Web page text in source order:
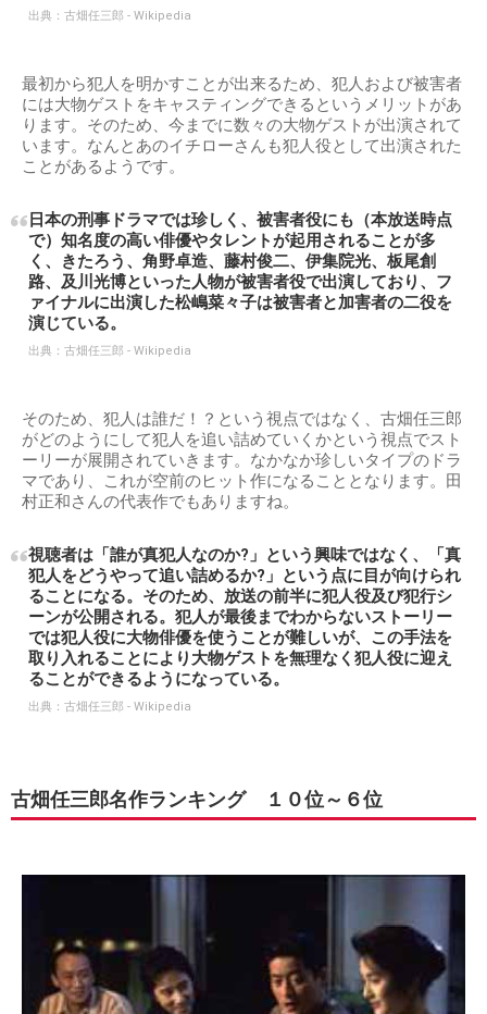
出典： 古畑任三郎 - Wikipedia
最初から犯人を明かすことが出来るため、犯人および被害者
には大物ゲストをキャスティングできるというメリットがあ
ります。そのため、今までに数々の大物ゲストが出演されて
います。なんとあのイチローさんも犯人役として出演された
ことがあるようです。
日本の刑事ドラマでは珍しく、被害者役にも（本放送時点
で）知名度の高い俳優やタレントが起用されることが多
く、きたろう、角野卓造、藤村俊二、伊集院光、板尾創
路、及川光博といった人物が被害者役で出演しており、フ
ァイナルに出演した松嶋菜々子は被害者と加害者の二役を
演じている。
出典： 古畑任三郎 - Wikipedia
そのため、犯人は誰だ！？という視点ではなく、古畑任三郎
がどのようにして犯人を追い詰めていくかという視点でスト
ーリーが展開されていきます。なかなか珍しいタイプのドラ
マであり、これが空前のヒット作になることとなります。田
村正和さんの代表作でもありますね。
視聴者は「誰が真犯人なのか?」という興味ではなく、「真
犯人をどうやって追い詰めるか?」という点に目が向けられ
ることになる。そのため、放送の前半に犯人役及び犯行シ
ーンが公開される。犯人が最後までわからないストーリー
では犯人役に大物俳優を使うことが難しいが、この手法を
取り入れることにより大物ゲストを無理なく犯人役に迎え
ることができるようになっている。
出典： 古畑任三郎 - Wikipedia
古畑任三郎名作ランキング １０位～６位